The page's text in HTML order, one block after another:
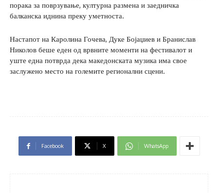
порака за поврзување, културна размена и заедничка
балканска иднина преку уметноста.
Настапот на Каролина Гочева, Дуке Бојаџиев и Бранислав
Николов беше еден од врвните моменти на фестивалот и
уште една потврда дека македонската музика има свое
заслужено место на големите регионални сцени.
Facebook X WhatsApp